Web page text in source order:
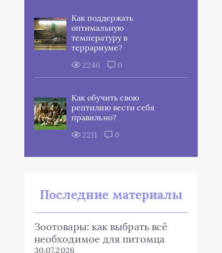
Как поддержать
оптимальную
температуру в
террариуме?
2246
0
Как обучить свою
рептилию вести себя
правильно?
2211
0
Последние материалы
Зоотовары: как выбрать всё
необходимое для питомца
30.07.2026